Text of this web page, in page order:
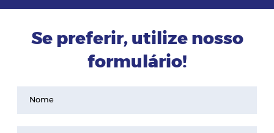
Se preferir, utilize nosso
formulário!
Nome